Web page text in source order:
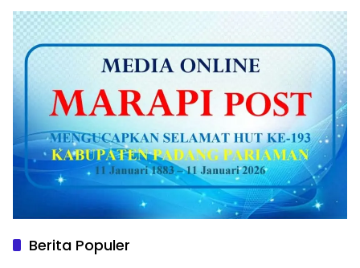
Berita Populer